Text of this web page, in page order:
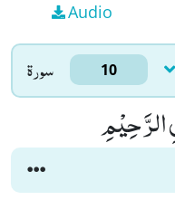
Audio
سورۃ 10
الرَّحِیْمِ